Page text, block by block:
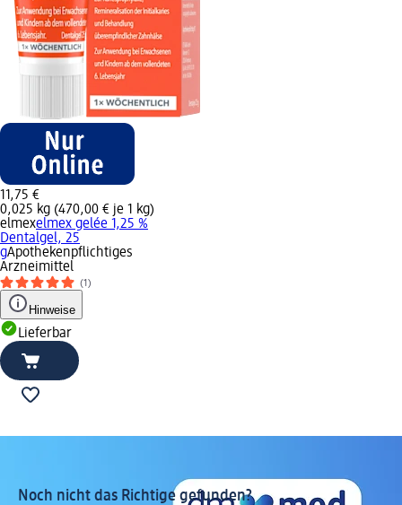
11,75 €
0,025 kg (470,00 € je 1 kg)
elmexelmex gelée 1,25 %
Dentalgel, 25
gApothekenpflichtiges
Arzneimittel
(1)
Hinweise
Lieferbar
Noch nicht das Richtige gefunden?